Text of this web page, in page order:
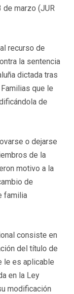
de marzo (JUR
recurso de
la sentencia
dictada tras
que le
de
o dejarse
de la
motivo a la
de
familia
consiste en
del título de
le es aplicable
en la Ley
modificación